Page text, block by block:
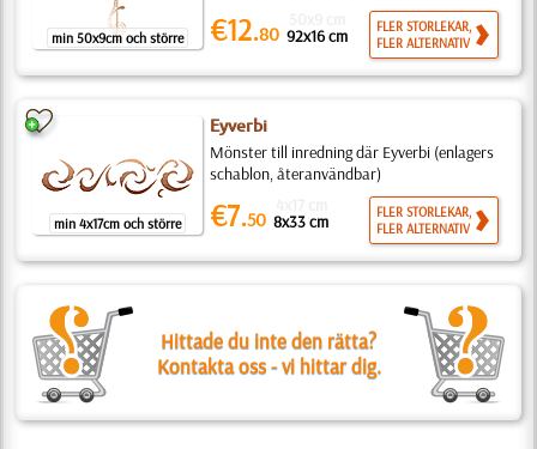
min 50x9cm och större €12.80 92x16 cm
FLER STORLEKAR,
FLER ALTERNATIV
min 4x17cm och större
Eyverbi
Mönster till inredning där Eyverbi (enlagers
schablon, återanvändbar)
€7.50 8x33 cm
FLER STORLEKAR,
FLER ALTERNATIV
Hittade du inte den rätta?
Kontakta oss - vi hittar dig.